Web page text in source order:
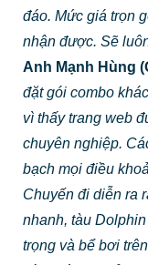
đáo. Mức giá trọn
nhận được. Sẽ
Anh Mạnh Hùng
đặt gói combo
vì thấy trang web
chuyên nghiệp.
bạch mọi điều
Chuyến đi diễn ra
nhanh, tàu
trọng và bể bơi